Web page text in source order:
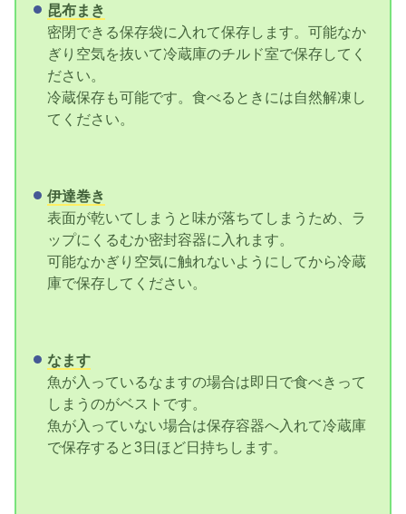
昆布まき
密閉できる保存袋に入れて保存します。可能なか
ぎり空気を抜いて冷蔵庫のチルド室で保存してく
ださい。
冷蔵保存も可能です。食べるときには自然解凍し
てください。
伊達巻き
表面が乾いてしまうと味が落ちてしまうため、ラ
ップにくるむか密封容器に入れます。
可能なかぎり空気に触れないようにしてから冷蔵
庫で保存してください。
なます
魚が入っているなますの場合は即日で食べきって
しまうのがベストです。
魚が入っていない場合は保存容器へ入れて冷蔵庫
で保存すると3日ほど日持ちします。